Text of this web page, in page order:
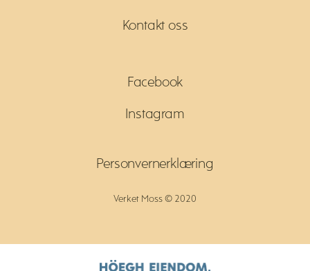
Kontakt oss
Facebook
Instagram
Personvernerklæring
Verket Moss © 2020